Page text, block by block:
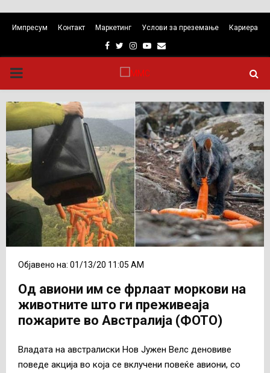
Импресум Контакт Маркетинг Услови за преземање Кариера
Facebook
TwitterInstagram
Youtube
Email
PRIMARY
MENU
Објавено на: 01/13/20 11:05 AM
Од авиони им се фрлаат моркови на
животните што ги преживеаја
пожарите во Австралија (ФОТО)
Владата на австралиски Нов Јужен Велс деновиве
поведе акција во која се вклучени повеќе авиони, со